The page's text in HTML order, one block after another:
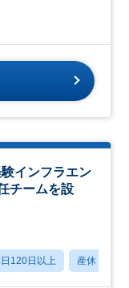
インフラエン
チームを設
120日以上 産休・育休